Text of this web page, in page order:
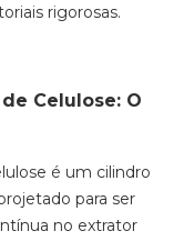
rigorosas.
Celulose: O
é um cilindro
para ser
no extrator